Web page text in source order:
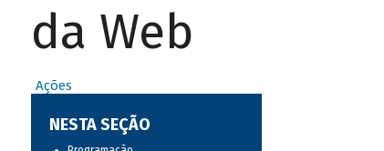
da Web
Ações
NESTA SEÇÃO